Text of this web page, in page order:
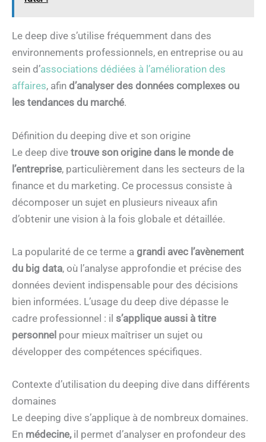
Le deep dive s’utilise fréquemment dans des
environnements professionnels, en entreprise ou au
sein d’associations dédiées à l’amélioration des
affaires, afin d’analyser des données complexes ou
les tendances du marché.
Définition du deeping dive et son origine
Le deep dive trouve son origine dans le monde de
l’entreprise, particulièrement dans les secteurs de la
finance et du marketing. Ce processus consiste à
décomposer un sujet en plusieurs niveaux afin
d’obtenir une vision à la fois globale et détaillée.
La popularité de ce terme a grandi avec l’avènement
du big data, où l’analyse approfondie et précise des
données devient indispensable pour des décisions
bien informées. L’usage du deep dive dépasse le
cadre professionnel : il s’applique aussi à titre
personnel pour mieux maîtriser un sujet ou
développer des compétences spécifiques.
Contexte d’utilisation du deeping dive dans différents
domaines
Le deeping dive s’applique à de nombreux domaines.
En médecine,il permet d’analyser en profondeur des